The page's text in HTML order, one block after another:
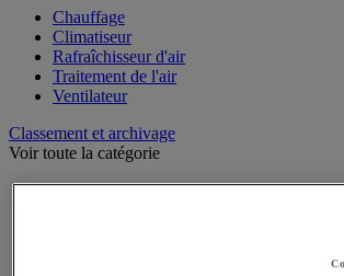
Chauffage
Climatiseur
Rafraîchisseur d'air
Traitement de l'air
Ventilateur
Classement et archivage
Voir toute la catégorie
Accessoires de classement pour le bureau